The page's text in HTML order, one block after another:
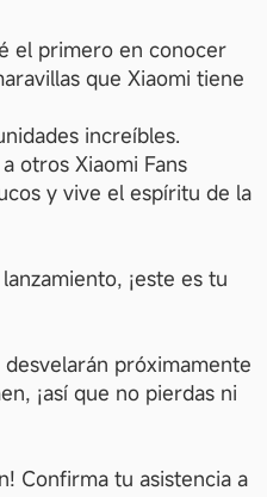
el primero en conocer
que Xiaomi tiene
increíbles.
otros Xiaomi Fans
y vive el espíritu de la
¡este es tu
próximamente
¡así que no pierdas ni
Confirma tu asistencia a